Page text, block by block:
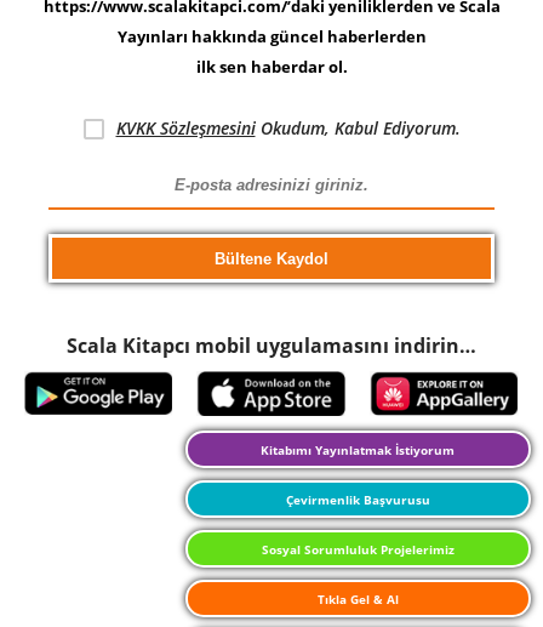
https://www.scalakitapci.com/’daki yeniliklerden ve Scala
Yayınları hakkında güncel haberlerden
ilk sen haberdar ol.
KVKK SözleşmesiniOkudum, Kabul Ediyorum.
Scala Kitapcı mobil uygulamasını indirin…
Kitabımı Yayınlatmak İstiyorum
Çevirmenlik Başvurusu
Sosyal Sorumluluk Projelerimiz
Tıkla Gel & Al